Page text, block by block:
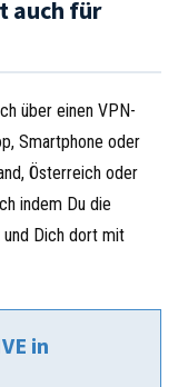
auch für
über einen VPN-
Smartphone oder
Österreich oder
indem Du die
Dich dort mit
in